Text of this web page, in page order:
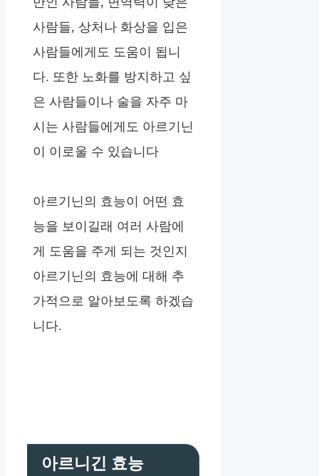
사람들, 상처나 화상을 입은
사람들에게도 도움이 됩니
다. 또한 노화를 방지하고 싶
은 사람들이나 술을 자주 마
시는 사람들에게도 아르기닌
이 이로울 수 있습니다
아르기닌의 효능이 어떤 효
능을 보이길래 여러 사람에
게 도움을 주게 되는 것인지
아르기닌의 효능에 대해 추
가적으로 알아보도록 하겠습
니다.
아르니긴 효능